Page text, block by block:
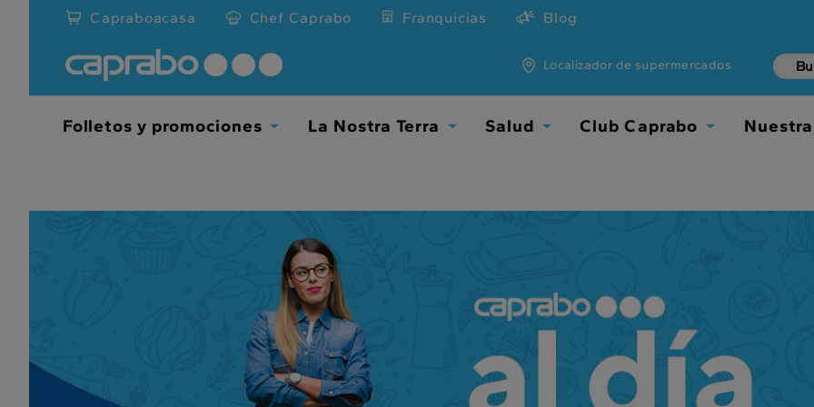
label.access.jump.content???
Capraboacasa Chef Caprabo Franquicias Blog
Localizador de supermercados
Folletos y promociones La Nostra Terra Salud Club Caprabo